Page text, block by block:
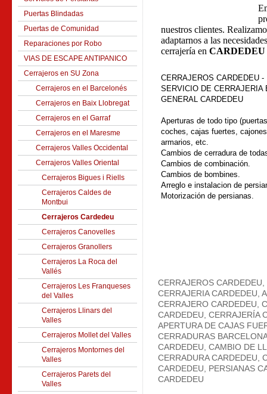
Puertas Blindadas
Puertas de Comunidad
Reparaciones por Robo
VIAS DE ESCAPE ANTIPANICO
Cerrajeros en SU Zona
Cerrajeros en el Barcelonés
Cerrajeros en Baix Llobregat
Cerrajeros en el Garraf
Cerrajeros en el Maresme
Cerrajeros Valles Occidental
Cerrajeros Valles Oriental
Cerrajeros Bigues i Riells
Cerrajeros Caldes de
Montbui
Cerrajeros Cardedeu
Cerrajeros Canovelles
Cerrajeros Granollers
Cerrajeros La Roca del
Vallés
Cerrajeros Les Franqueses
del Valles
Cerrajeros Llinars del
Valles
Cerrajeros Mollet del Valles
Cerrajeros Montornes del
Valles
Cerrajeros Parets del
Valles
nuestros clientes.
adaptarnos a las
cerrajería en CARDEDEU
CERRAJEROS CARDEDEU -
SERVICIO DE CERRAJERIA
GENERAL CARDEDEU
Aperturas de todo tipo
coches, cajas fuertes,
armarios, etc.
Cambios de cerradura de
Cambios de combinación.
Cambios de bombines.
Arreglo e instalacion de
Motorización de persianas.
CERRAJEROS
CERRAJERIA CARDEDEU,
CERRAJERO CARDEDEU,
CARDEDEU, CERRAJERÍA
APERTURA DE CAJAS
CERRADURAS
CARDEDEU, CAMBIO DE
CERRADURA CARDEDEU,
CARDEDEU, PERSIANAS
CARDEDEU